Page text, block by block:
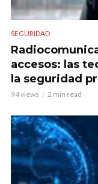
SEGURIDAD
accesos: las
la seguridad
94 views 2 min read